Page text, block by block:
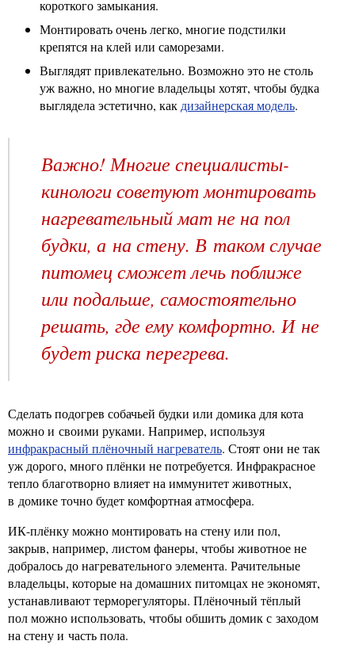
короткого замыкания.
Монтировать очень легко, многие подстилки
крепятся на клей или саморезами.
Выглядят привлекательно. Возможно это не столь
уж важно, но многие владельцы хотят, чтобы будка
выглядела эстетично, как дизайнерская модель.
Важно! Многие специалисты-
кинологи советуют монтировать
нагревательный мат не на пол
будки, а на стену. В таком случае
питомец сможет лечь поближе
или подальше, самостоятельно
решать, где ему комфортно. И не
будет риска перегрева.
Сделать подогрев собачьей будки или домика для кота
можно и своими руками. Например, используя
инфракрасный плёночный нагреватель. Стоят они не так
уж дорого, много плёнки не потребуется. Инфракрасное
тепло благотворно влияет на иммунитет животных,
в домике точно будет комфортная атмосфера.
ИК-плёнку можно монтировать на стену или пол,
закрыв, например, листом фанеры, чтобы животное не
добралось до нагревательного элемента. Рачительные
владельцы, которые на домашних питомцах не экономят,
устанавливают терморегуляторы. Плёночный тёплый
пол можно использовать, чтобы обшить домик с заходом
на стену и часть пола.